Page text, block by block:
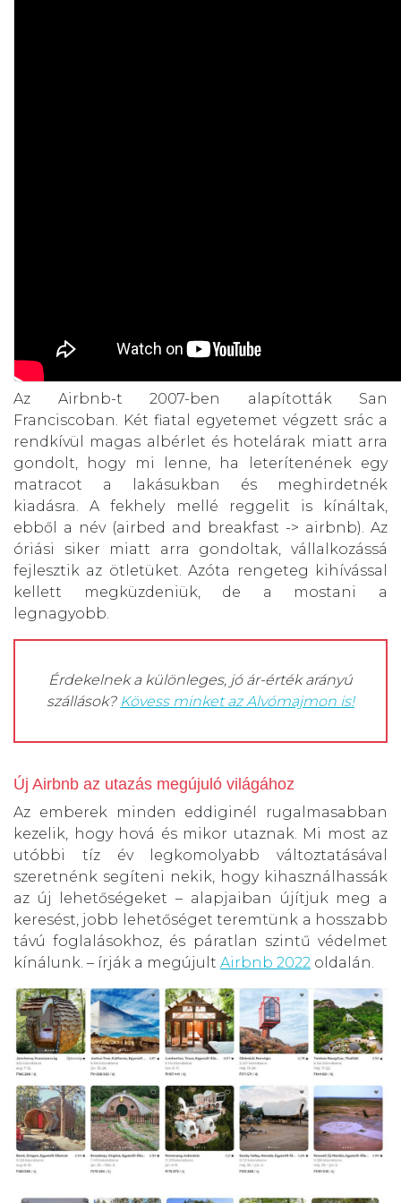
Az Airbnb-t 2007-ben alapították San
Franciscoban. Két fiatal egyetemet végzett srác a
rendkívül magas albérlet és hotelárak miatt arra
gondolt, hogy mi lenne, ha leterítenének egy
matracot a lakásukban és meghirdetnék
kiadásra. A fekhely mellé reggelit is kínáltak,
ebből a név (airbed and breakfast -> airbnb). Az
óriási siker miatt arra gondoltak, vállalkozássá
fejlesztik az ötletüket. Azóta rengeteg kihívással
kellett megküzdeniük, de a mostani a
legnagyobb.
Érdekelnek a különleges, jó ár-érték arányú
szállások? Kövess minket az Alvómajmon is!
Új Airbnb az utazás megújuló világához
Az emberek minden eddiginél rugalmasabban
kezelik, hogy hová és mikor utaznak. Mi most az
utóbbi tíz év legkomolyabb változtatásával
szeretnénk segíteni nekik, hogy kihasználhassák
az új lehetőségeket – alapjaiban újítjuk meg a
keresést, jobb lehetőséget teremtünk a hosszabb
távú foglalásokhoz, és páratlan szintű védelmet
kínálunk. – írják a megújult Airbnb 2022 oldalán.